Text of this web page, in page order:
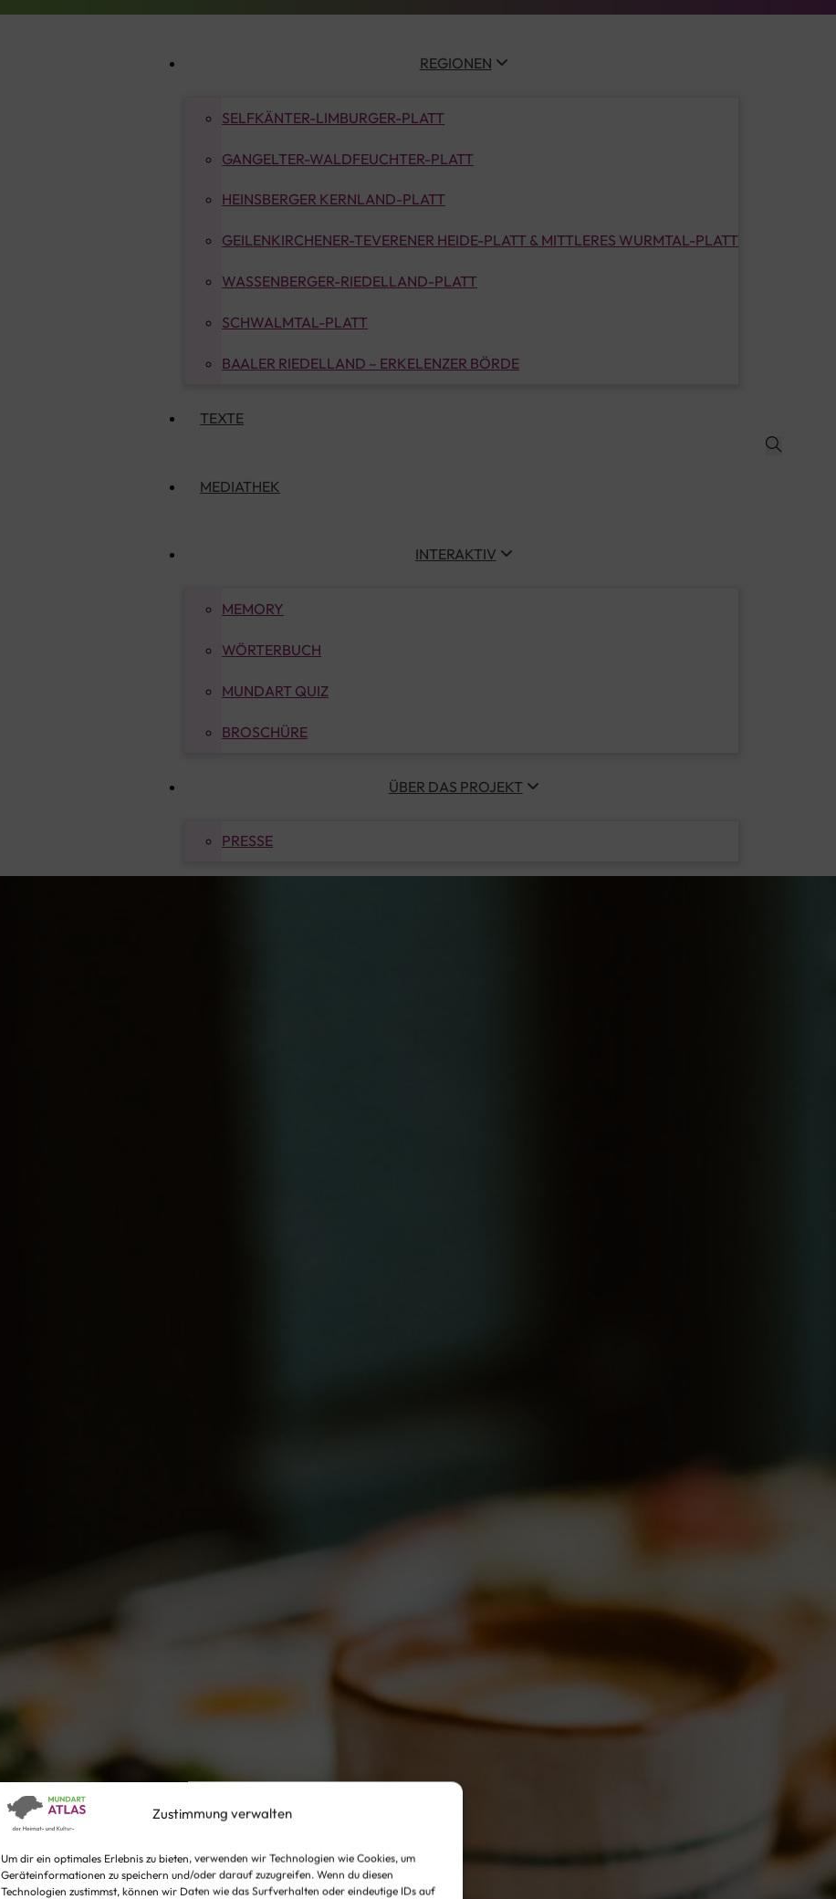
Zustimmung verwalten
Um dir ein optimales Erlebnis zu bieten, verwenden wir Technologien wie Cookies, um
Geräteinformationen zu speichern und/oder darauf zuzugreifen. Wenn du diesen
Technologien zustimmst, können wir Daten wie das Surfverhalten oder eindeutige IDs auf
REGIONEN
SELFKÄNTER-LIMBURGER-PLATT
GANGELTER-WALDFEUCHTER-PLATT
HEINSBERGER KERNLAND-PLATT
GEILENKIRCHENER-TEVERENER HEIDE-PLATT & MITTLERES WURMTAL-PLATT
WASSENBERGER-RIEDELLAND-PLATT
SCHWALMTAL-PLATT
BAALER RIEDELLAND – ERKELENZER BÖRDE
TEXTE
MEDIATHEK
INTERAKTIV
MEMORY
WÖRTERBUCH
MUNDART QUIZ
BROSCHÜRE
ÜBER DAS PROJEKT
PRESSE